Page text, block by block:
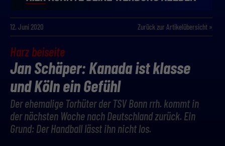
12. Juni 2020 Zurück zur Artikelübersicht »
Harz beiseite
Jan Schäper: Kanada ist klasse
und Köln ein Gefühl
Der ehemalige Torhüter der TSV Bonn rrh. kommt in
der nächsten Woche nach Deutschland zurück. Ein
Grund: Der Handball lässt ihn nicht los.